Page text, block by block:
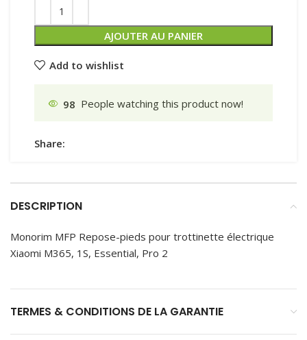
AJOUTER AU PANIER
Add to wishlist
98 People watching this product now!
Share:
DESCRIPTION
Monorim MFP Repose-pieds pour trottinette électrique
Xiaomi M365, 1S, Essential, Pro 2
TERMES & CONDITIONS DE LA GARANTIE